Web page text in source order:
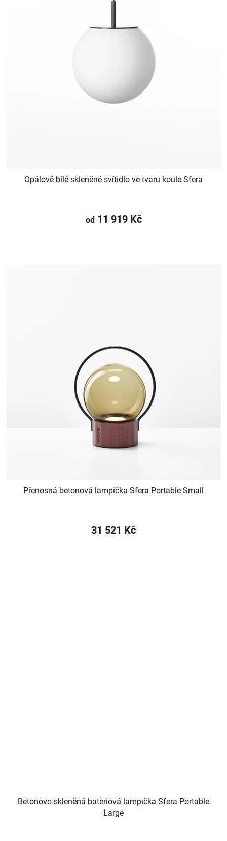
Opálově bílé skleněné svítidlo ve tvaru koule Sfera
od11 919 Kč
Přenosná betonová lampička Sfera Portable Small
31 521 Kč
Betonovo-skleněná bateriová lampička Sfera Portable
Large